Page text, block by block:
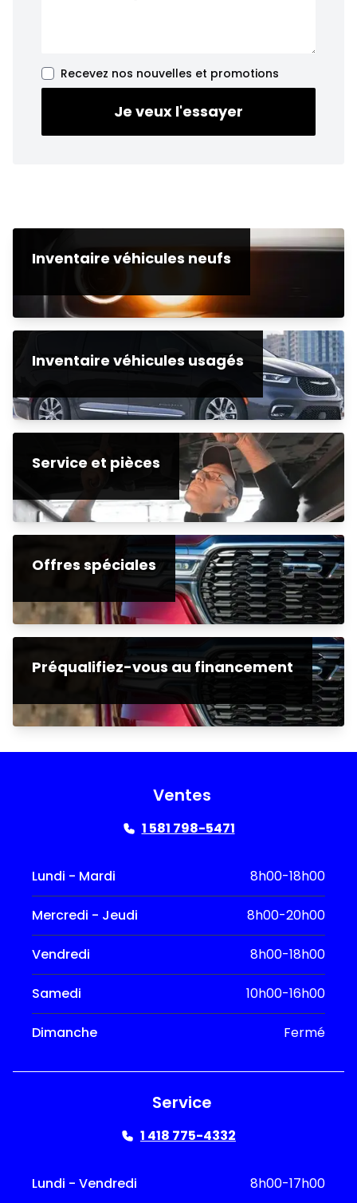
Recevez nos nouvelles et promotions
Je veux l'essayer
Inventaire véhicules neufs
Inventaire véhicules usagés
Service et pièces
Offres spéciales
Préqualifiez-vous au financement
Ventes
1 581 798-5471
Lundi - Mardi 8h00-18h00
Mercredi - Jeudi 8h00-20h00
Vendredi 8h00-18h00
Samedi 10h00-16h00
Dimanche Fermé
Service
1 418 775-4332
Lundi - Vendredi 8h00-17h00